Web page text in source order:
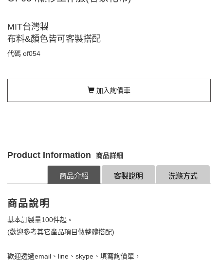
MIT台灣製
布料&顏色皆可客製搭配
代碼 of054
加入詢價車
Product Information 商品詳細
洗滌方式
客製說明
商品介紹
商品說明
基本訂製量100件起。
(歡迎參考其它產品項目做整體搭配)
歡迎透過email、line、skype、填寫詢價單，